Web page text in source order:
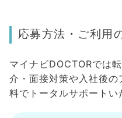
応募方法・ご利用
マイナビDOCTORでは
介・面接対策や入社後
料でトータルサポートい